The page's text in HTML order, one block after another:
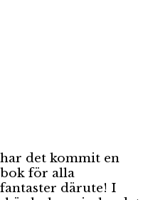
det kommit en
för alla
därute! I